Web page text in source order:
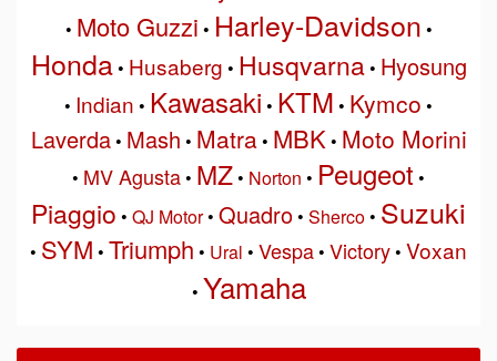
• Moto Guzzi • Harley-Davidson •
Honda• Husaberg • Husqvarna• Hyosung
• Indian • Kawasaki • KTM • Kymco •
Laverda• Mash • Matra• MBK• Moto Morini
• MV Agusta• MZ• Norton • Peugeot •
Piaggio • QJ Motor• Quadro• Sherco• Suzuki
• SYM • Triumph • Ural • Vespa• Victory• Voxan
• Yamaha